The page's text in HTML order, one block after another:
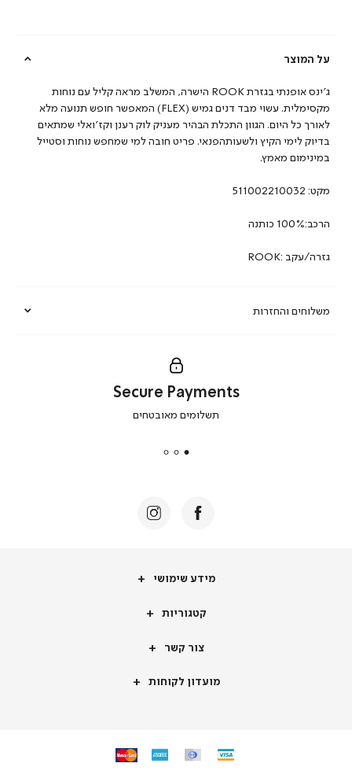
על המוצר
משלוחים והחזרות
ג’ינס אופנתי בגזרת ROOK הישרה, המשלב מראה קליל עם נוחות
מקסימלית. עשוי מבד דנים גמיש (FLEX) המאפשר חופש תנועה מלא
לאורך כל היום. הגוון התכלת הבהיר מעניק לוק רענן וקז’ואלי שמתאים
בדיוק לימי הקיץ ולשעותהפנאי. פריט חובה למי שמחפש נוחות וסטייל
במינימום מאמץ.
מקט: 511002210032
הרכב:100% כותנה
גזרה/עקב :ROOK
secure
|
Secure Payments
תשלומים מאובטחים
מידע
מידע שימושי
קטגוריותקטגוריות
צור
צור קשר
מועדון
מועדון לקוחות